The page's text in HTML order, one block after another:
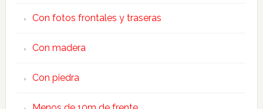
Con fotos frontales y traseras
Con madera
Con piedra